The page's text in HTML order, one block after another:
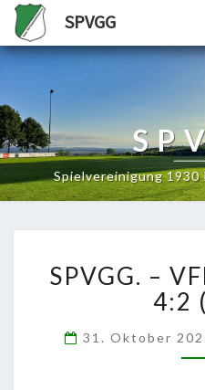
SPVGG
Spielvereinigung 1930
SPVGG. –
4:2
31. Oktober